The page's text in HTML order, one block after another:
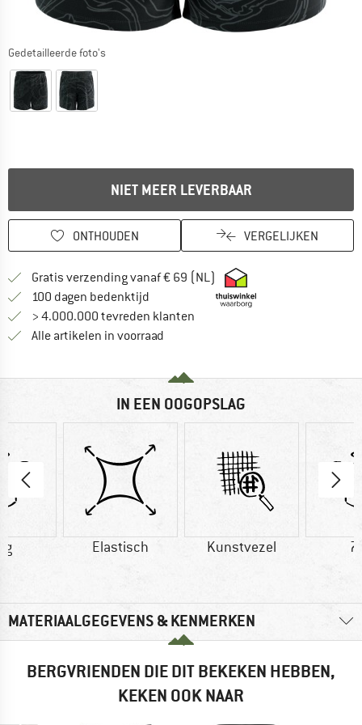
Gedetailleerde foto's
NIET MEER LEVERBAAR
ONTHOUDEN VERGELIJKEN
Gratis verzending vanaf € 69 (NL) Vind hier de
100 dagen bedenktijd Vind de betalingsinformatie hier!
> 4.000.000 tevreden klanten
Alle artikelen in voorraad
IN EEN OOGOPSLAG
g Elastisch Kunstvezel
MATERIAALGEGEVENS & KENMERKEN
BERGVRIENDEN DIE DIT BEKEKEN HEBBEN,
KEKEN OOK NAAR